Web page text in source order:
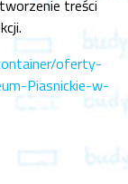
treści
oferty-
Piasnickie-w-